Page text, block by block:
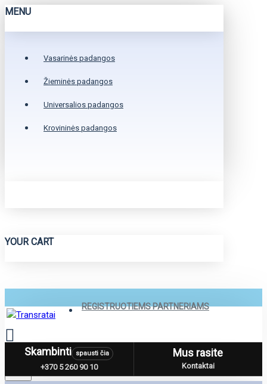
MENU
Vasarinės padangos
Žieminės padangos
Universalios padangos
Krovininės padangos
YOUR CART
REGISTRUOTIEMS PARTNERIAMS
MenuSkambinti spausti čia
+370 5 260 90 10
Mus rasite
Kontaktai